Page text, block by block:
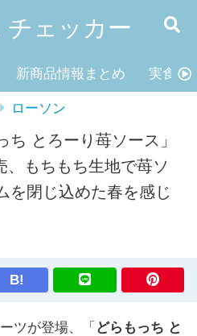
チェッカー
新商品情報まとめ 実食レ
ローソン
ち とろーり苺ソース」
、もちもち生地で苺ソ
を閉じ込めた春を感じ
B!
ツが登場、「 どらもっち と